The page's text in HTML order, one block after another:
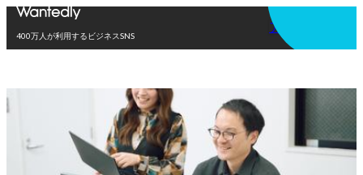
400万人が利用するビジネスSNS
アプリを使う